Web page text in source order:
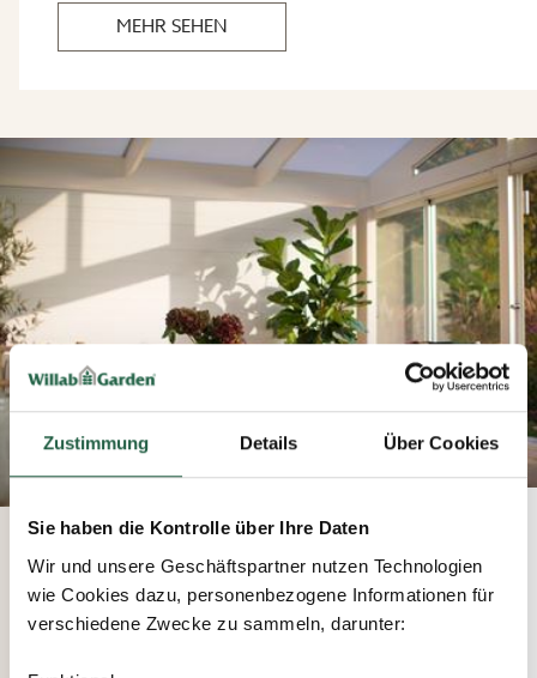
Zustimmung Details Über Cookies
Sie haben die Kontrolle über Ihre Daten
Wir und unsere Geschäftspartner nutzen Technologien
wie Cookies dazu, personenbezogene Informationen für
verschiedene Zwecke zu sammeln, darunter:
MEHR SEHEN
Mit P-Qualitätsgütezeichen
Willab Garden steht seit den Anfängen für
Qualität und Expertise. Dass unsere
Wintergartenprodukte eine hohe Qualität haben,
wussten wir schon immer. Aber nachdem wir